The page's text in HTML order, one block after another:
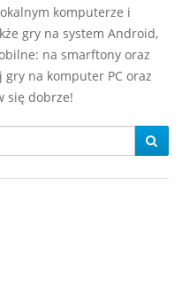
komputerze i
gry na system Android,
na smarftony oraz
na komputer PC oraz
się dobrze!